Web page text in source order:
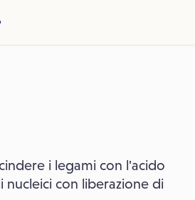
i legami con l'acido
nucleici con liberazione di